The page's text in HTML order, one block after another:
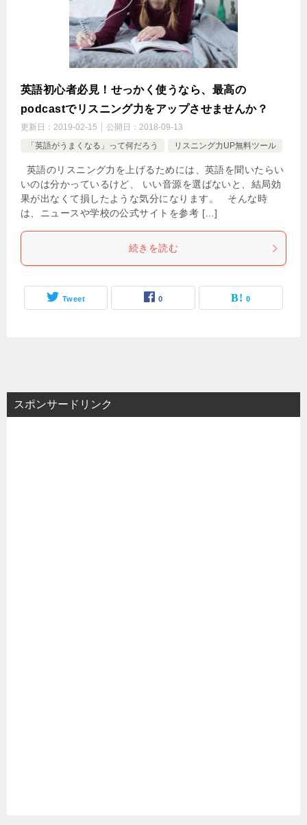
英語初心者必見！せっかく使うなら、最高の
podcastでリスニング力をアップさせませんか？
更新日： 2019-02-15 公開日： 2018-09-13
「英語がうまくなる」って何だろう
リスニング力UP無料ツール
英語のリスニング力を上げるためには、英語を聞いたらい
いのは分かっているけど、 いい音源を選ばないと、結局効
果が出なくて損したような気分になります。 そんな時
は、ニュースや学校の公式サイトを参考 […]
続きを読む
Tweet 0 0
スポンサードリンク